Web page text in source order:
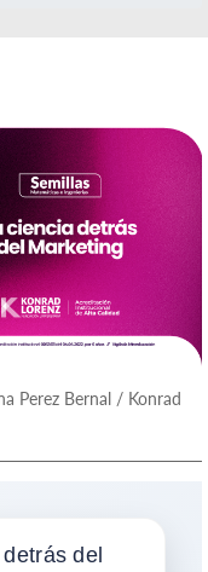
Perez Bernal / Konrad
del